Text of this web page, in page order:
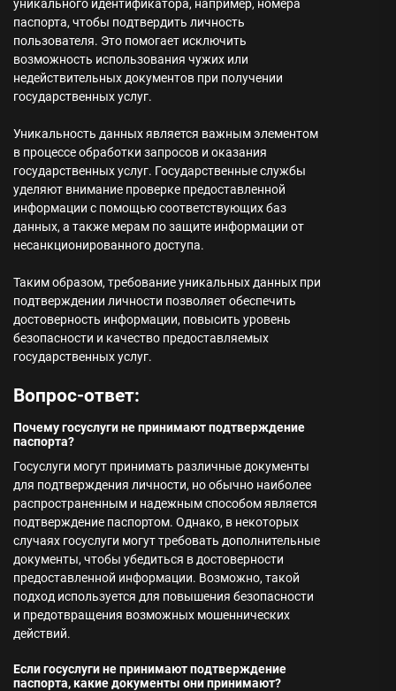
уникального идентификатора, например, номера
паспорта, чтобы подтвердить личность
пользователя. Это помогает исключить
возможность использования чужих или
недействительных документов при получении
государственных услуг.
Уникальность данных является важным элементом
в процессе обработки запросов и оказания
государственных услуг. Государственные службы
уделяют внимание проверке предоставленной
информации с помощью соответствующих баз
данных, а также мерам по защите информации от
несанкционированного доступа.
Таким образом, требование уникальных данных при
подтверждении личности позволяет обеспечить
достоверность информации, повысить уровень
безопасности и качество предоставляемых
государственных услуг.
Вопрос-ответ:
Почему госуслуги не принимают подтверждение
паспорта?
Госуслуги могут принимать различные документы
для подтверждения личности, но обычно наиболее
распространенным и надежным способом является
подтверждение паспортом. Однако, в некоторых
случаях госуслуги могут требовать дополнительные
документы, чтобы убедиться в достоверности
предоставленной информации. Возможно, такой
подход используется для повышения безопасности
и предотвращения возможных мошеннических
действий.
Если госуслуги не принимают подтверждение
паспорта, какие документы они принимают?